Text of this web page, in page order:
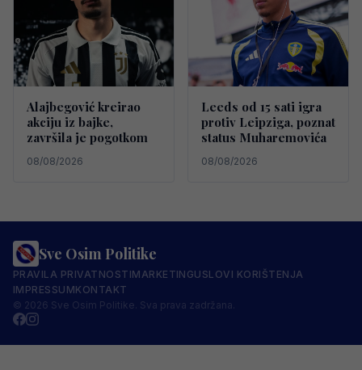
Alajbegović kreirao
akciju iz bajke,
završila je pogotkom
08/08/2026
Leeds od 15 sati igra
protiv Leipziga, poznat
status Muharemovića
08/08/2026
Sve Osim Politike
PRAVILA PRIVATNOSTIMARKETINGUSLOVI KORIŠTENJA
IMPRESSUMKONTAKT
© 2026 Sve Osim Politike. Sva prava zadržana.